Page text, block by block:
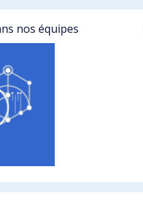
nos équipes